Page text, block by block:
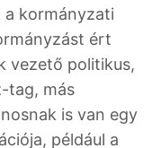
a kormányzati
ért
vezető politikus,
tag, más
is van egy
például a